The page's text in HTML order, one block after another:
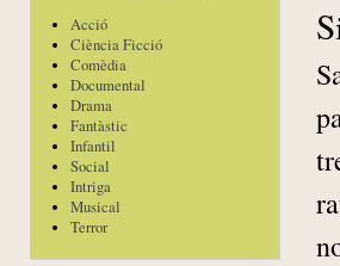
Acció
Ciència Ficció
Comèdia
Documental
Drama
Fantàstic
Infantil
Social
Intriga
Musical
Terror